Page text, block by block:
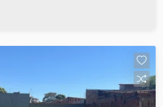
com nosso Plantão de
67 99255-6175.